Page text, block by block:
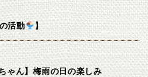
活動 】
ゃん】梅雨の日の楽しみ